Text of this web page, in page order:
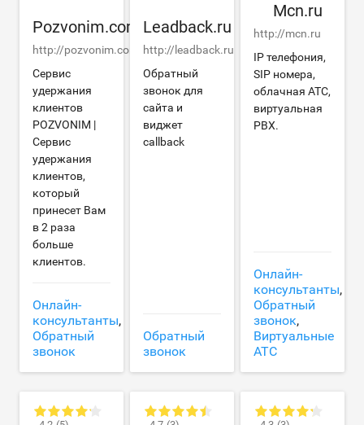
Pozvonim.com
http://pozvonim.com
Сервис
удержания
клиентов
POZVONIM |
Сервис
удержания
клиентов,
который
принесет Вам
в 2 раза
больше
клиентов.
Онлайн-
консультанты,
Обратный
звонок
Leadback.ru
http://leadback.ru
Обратный
звонок для
сайта и
виджет
callback
Обратный
звонок
Mcn.ru
http://mcn.ru
IP телефония,
SIP номера,
облачная АТС,
виртуальная
PBX.
Онлайн-
консультанты,
Обратный
звонок,
Виртуальные
АТС